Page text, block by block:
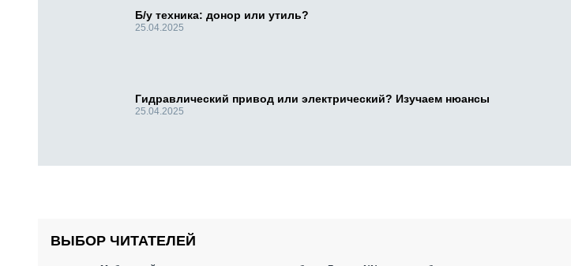
Б/у техника: донор или утиль?
25.04.2025
Гидравлический привод или электрический? Изучаем нюансы
25.04.2025
ВЫБОР ЧИТАТЕЛЕЙ